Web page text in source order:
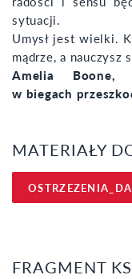
sytuacji.
Umysł jest wielki.
mądrze, a nauczysz
Amelia Boone,
w biegach
MATERIAŁY
FRAGMENT